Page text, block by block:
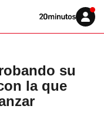
Volver
Iniciar
sesión
su
la que